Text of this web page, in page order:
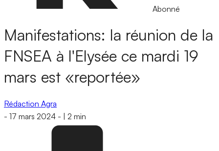
Abonné
Manifestations: la réunion de la
FNSEA à l'Elysée ce mardi 19
mars est «reportée»
Rédaction Agra
- 17 mars 2024 - 2 min